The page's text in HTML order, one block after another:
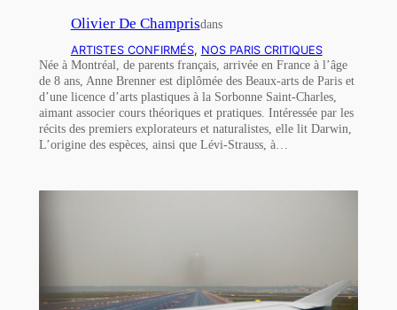
Olivier De Champrisdans
ARTISTES CONFIRMÉS, NOS PARIS CRITIQUES
Née à Montréal, de parents français, arrivée en France à l’âge
de 8 ans, Anne Brenner est diplômée des Beaux-arts de Paris et
d’une licence d’arts plastiques à la Sorbonne Saint-Charles,
aimant associer cours théoriques et pratiques. Intéressée par les
récits des premiers explorateurs et naturalistes, elle lit Darwin,
L’origine des espèces, ainsi que Lévi-Strauss, à…